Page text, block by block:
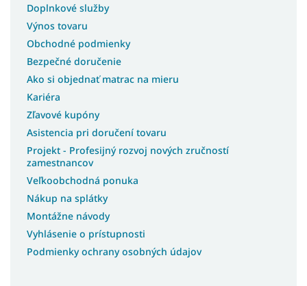
Lacné postele s úložným priestorom
Rohové postele
Americké postele
Talianske postele
Luxusné postele z masívu
Postele z masívu s úložným priestorom
Postele s roštom
Postele s osvetlením
Doplnkové služby
Výnos tovaru
Obchodné podmienky
Bezpečné doručenie
Ako si objednať matrac na mieru
Kariéra
Zľavové kupóny
Asistencia pri doručení tovaru
Projekt - Profesijný rozvoj nových zručností
zamestnancov
Veľkoobchodná ponuka
Nákup na splátky
Montážne návody
Vyhlásenie o prístupnosti
Podmienky ochrany osobných údajov